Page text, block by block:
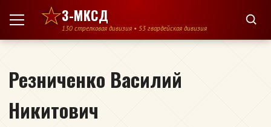
Перейти к содержимому
3-МКСД
130 стрелковая дивизия • 53 гвардейская дивизия
Резниченко Василий
Никитович